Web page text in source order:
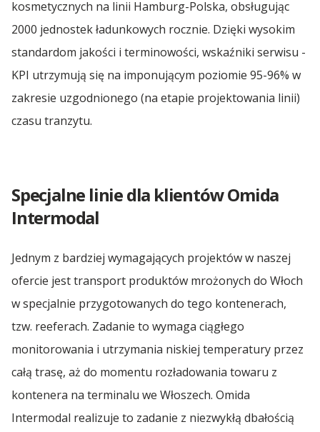
kosmetycznych na linii Hamburg-Polska, obsługując
2000 jednostek ładunkowych rocznie. Dzięki wysokim
standardom jakości i terminowości, wskaźniki serwisu -
KPI utrzymują się na imponującym poziomie 95-96% w
zakresie uzgodnionego (na etapie projektowania linii)
czasu tranzytu.
Specjalne linie dla klientów Omida
Intermodal
Jednym z bardziej wymagających projektów w naszej
ofercie jest transport produktów mrożonych do Włoch
w specjalnie przygotowanych do tego kontenerach,
tzw. reeferach. Zadanie to wymaga ciągłego
monitorowania i utrzymania niskiej temperatury przez
całą trasę, aż do momentu rozładowania towaru z
kontenera na terminalu we Włoszech. Omida
Intermodal realizuje to zadanie z niezwykłą dbałością